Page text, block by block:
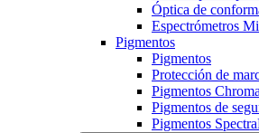
Óptica de
Espectrómetros
Pigmentos
Pigmentos
Protección de
Pigmentos
Pigmentos de
Pigmentos